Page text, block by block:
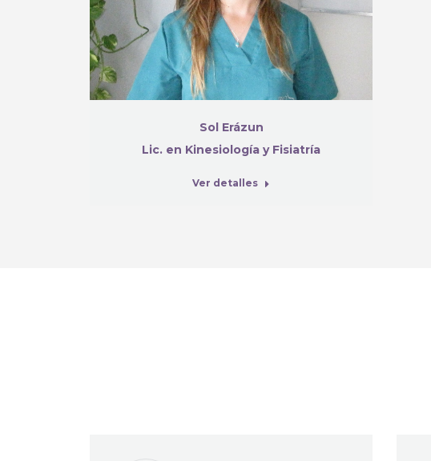
Sol Erázun
Lic. en Kinesiología y Fisiatría
Ver detalles